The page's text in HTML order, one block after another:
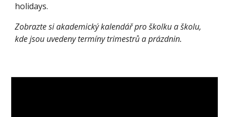
holidays.
Zobrazte si akademický kalendář pro školku a školu,
kde jsou uvedeny termíny trimestrů a prázdnin.